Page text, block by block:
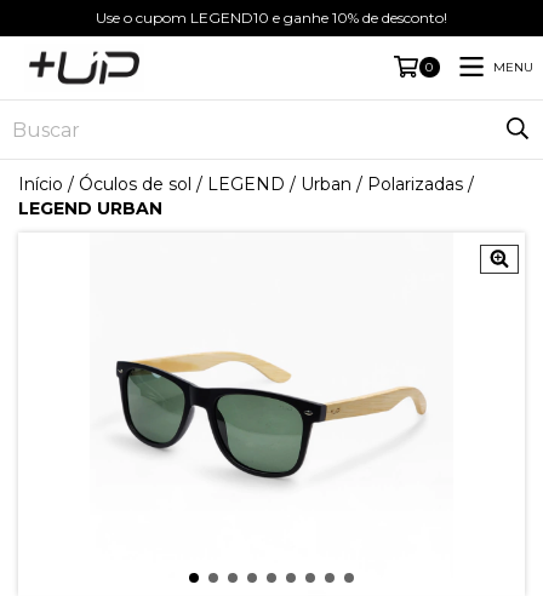
Use o cupom LEGEND10 e ganhe 10% de desconto!
0 MENU
Início / Óculos de sol / LEGEND / Urban / Polarizadas /
LEGEND URBAN